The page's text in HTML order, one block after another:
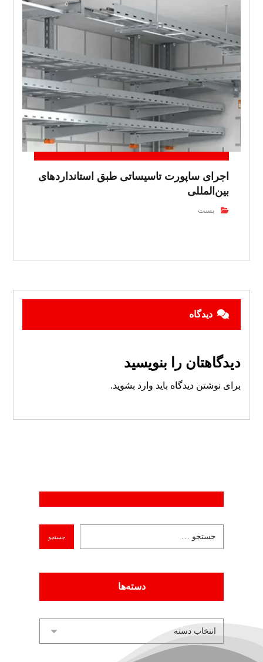
اجرای ساپورت تاسیساتی طبق استانداردهای
بین‌المللی
بست
دیدگاه
دیدگاهتان را بنویسید
برای نوشتن دیدگاه باید وارد بشوید.
دسته‌ها